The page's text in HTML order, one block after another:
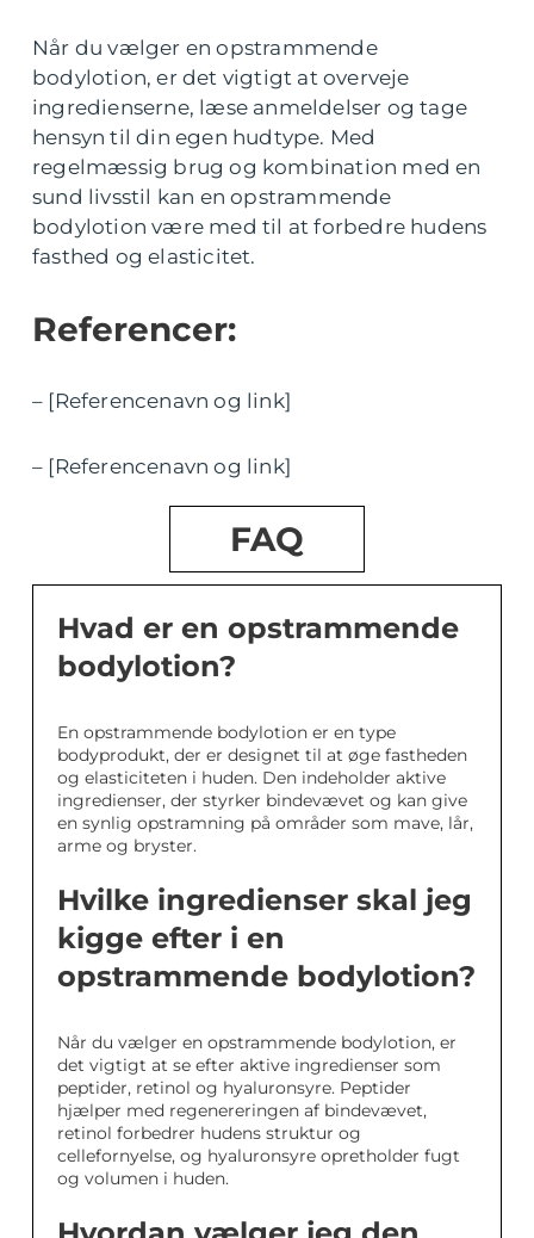
Når du vælger en opstrammende
bodylotion, er det vigtigt at overveje
ingredienserne, læse anmeldelser og tage
hensyn til din egen hudtype. Med
regelmæssig brug og kombination med en
sund livsstil kan en opstrammende
bodylotion være med til at forbedre hudens
fasthed og elasticitet.
Referencer:
– [Referencenavn og link]
– [Referencenavn og link]
FAQ
Hvad er en opstrammende
bodylotion?
En opstrammende bodylotion er en type
bodyprodukt, der er designet til at øge fastheden
og elasticiteten i huden. Den indeholder aktive
ingredienser, der styrker bindevævet og kan give
en synlig opstramning på områder som mave, lår,
arme og bryster.
Hvilke ingredienser skal jeg
kigge efter i en
opstrammende bodylotion?
Når du vælger en opstrammende bodylotion, er
det vigtigt at se efter aktive ingredienser som
peptider, retinol og hyaluronsyre. Peptider
hjælper med regenereringen af bindevævet,
retinol forbedrer hudens struktur og
cellefornyelse, og hyaluronsyre opretholder fugt
og volumen i huden.